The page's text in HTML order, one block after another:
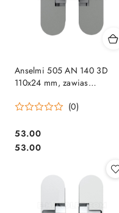
Anselmi 505 AN 140 3D
110x24 mm, zawias
(nośność 2szt do 40 kg, 3szt
(0)
Cena:
53.00
Cena:
53.00